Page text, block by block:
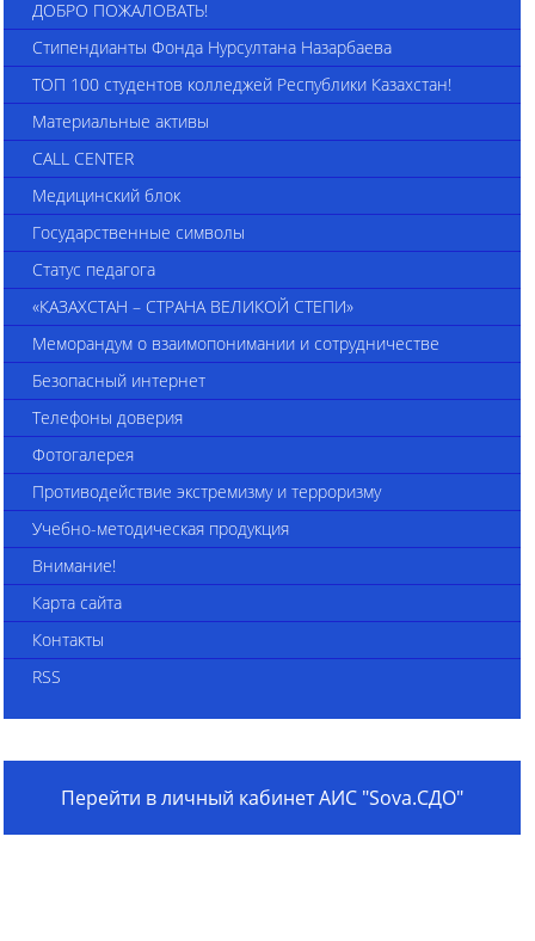
ДОБРО ПОЖАЛОВАТЬ!
Стипендианты Фонда Нурсултана Назарбаева
ТОП 100 студентов колледжей Республики Казахстан!
Материальные активы
CALL CENTER
Медицинский блок
Государственные символы
Статус педагога
«КАЗАХСТАН – СТРАНА ВЕЛИКОЙ СТЕПИ»
Меморандум о взаимопонимании и сотрудничестве
Безопасный интернет
Телефоны доверия
Фотогалерея
Противодействие экстремизму и терроризму
Учебно-методическая продукция
Внимание!
Карта сайта
Контакты
RSS
Перейти в личный кабинет АИС "Sova.СДО"